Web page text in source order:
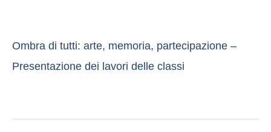
Ombra di tutti: arte, memoria, partecipazione –
Presentazione dei lavori delle classi